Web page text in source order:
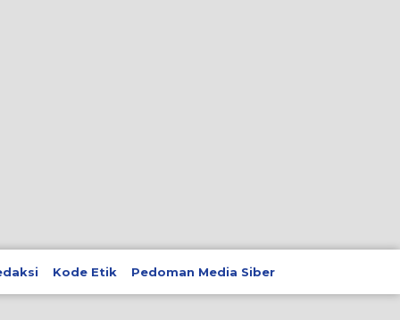
Kode Etik Pedoman Media Siber